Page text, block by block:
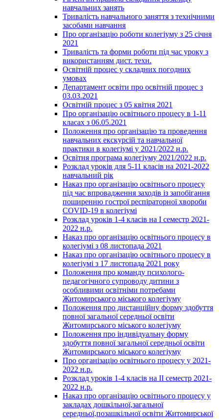
навчальних занять
Тривалість навчального заняття з технічними
засобами навчання
Про організацію роботи колегіуму з 25 січня
2021
Тривалість та форми роботи під час уроку з
використанням дист. техн.
Освітній процес у складних погодних
умовах
Департамент освіти про освітній процес з
03.03.2021
Освітній процес з 05 квітня 2021
Про організацію освітнього процесу в 1-11
класах з 06.05.2021
Положення про організацію та проведення
навчальних екскурсій та навчальної
практики в колегіумі у 2021/2022 н.р.
Освітня програма колегіуму 2021/2022 н.р.
Розклад уроків для 5-11 класів на 2021-2022
навчальний рік
Наказ про організацію освітнього процесу
під час впровадження заходів із запобігання
поширенню гострої респіраторної хвороби
COVID-19 в колегіумі
Розклад уроків 1-4 класів на І семестр 2021-
2022 н.р.
Наказ про організацію освітнього процесу в
колегіумі з 08 листопада 2021
Наказ про організацію освітнього процесу в
колегіумі з 17 листопада 2021 року
Положення про команду психолого-
педагогічного супроводу дитини з
особливими освітніми потребами
Житомирського міського колегіуму
Положення про дистанційну форму здобуття
повної загальної середньої освіти
Житомирського міського колегіуму
Положення про індивідуальну форму
здобуття повної загальної середньої освіти
Житомирського міського колегіуму
Про організацію освітнього процесу у 2021-
2022 н.р.
Розклад уроків 1-4 класів на ІІ семестр 2021-
2022 н.р.
Наказ про організацію освітнього процесу у
закладах дошкільної,загальної
середньої,позашкільної освіти Житомирської